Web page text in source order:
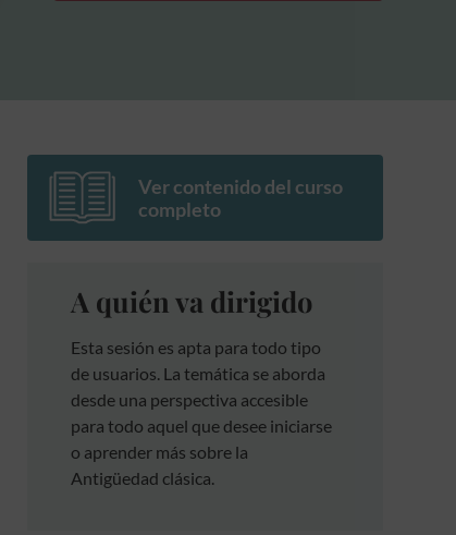
Ver contenido del curso
completo
A quién va dirigido
Esta sesión es apta para todo tipo
de usuarios. La temática se aborda
desde una perspectiva accesible
para todo aquel que desee iniciarse
o aprender más sobre la
Antigüedad clásica.